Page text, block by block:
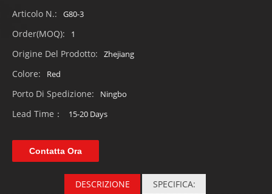
Articolo N.: G80-3
Order(MOQ): 1
Origine Del Prodotto: Zhejiang
Colore: Red
Porto Di Spedizione: Ningbo
Lead Time： 15-20 Days
Contatta Ora
DESCRIZIONE SPECIFICA: